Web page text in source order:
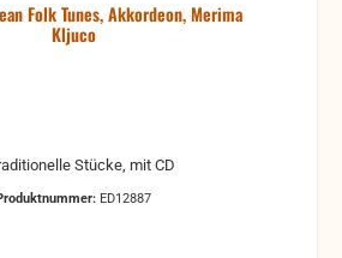
Folk Tunes, Akkordeon, Merima
Kljuco
Stücke, mit CD
ED12887